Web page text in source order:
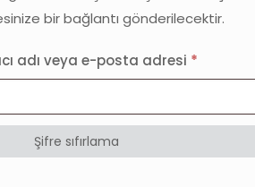
bir bağlantı gönderilecektir.
adı veya e-posta adresi *
Şifre sıfırlama